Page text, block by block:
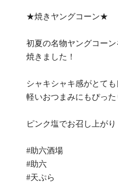
★焼きヤングコーン★
初夏の名物ヤングコーン
焼きました！
シャキシャキ感がとても
軽いおつまみにもぴった
ピンク塩でお召し上がり
#助六酒場
#助六
#天ぷら